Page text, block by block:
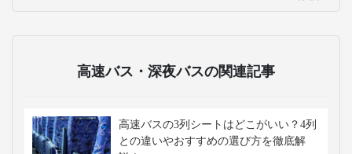
高速バス・深夜バスの関連記事
高速バスの3列シートはどこがいい？4列
との違いやおすすめの選び方を徹底解